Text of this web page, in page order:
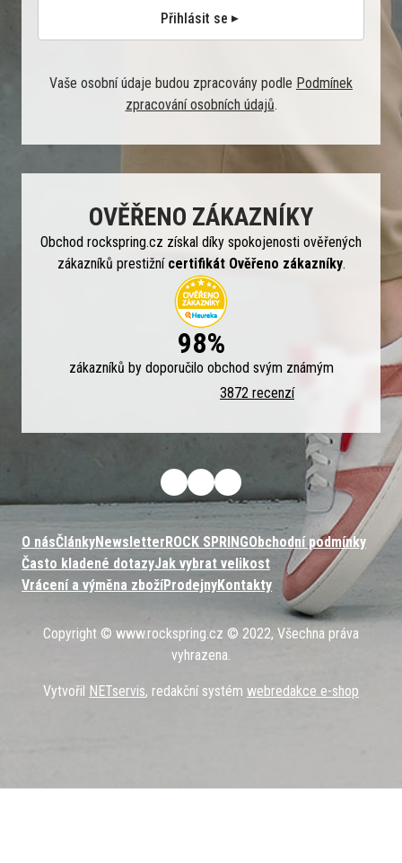
Přihlásit se
Vaše osobní údaje budou zpracovány podle Podmínek
zpracování osobních údajů.
OVĚŘENO ZÁKAZNÍKY
Obchod rockspring.cz získal díky spokojenosti ověřených
zákazníků prestižní certifikát Ověřeno zákazníky.
98%
zákazníků by doporučilo obchod svým známým
3872 recenzí
O násČlánkyNewsletter ROCK SPRINGObchodní podmínky
Často kladené dotazyJak vybrat velikost
Vrácení a výměna zbožíProdejnyKontakty
Copyright © www.rockspring.cz © 2022, Všechna práva
vyhrazena.
Vytvořil NETservis, redakční systém webredakce e-shop